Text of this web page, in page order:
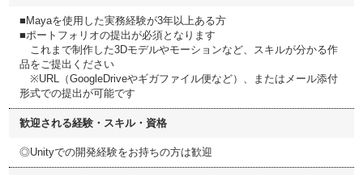
■Mayaを使用した実務経験が3年以上ある方
■ポートフォリオの提出が必須となります
これまで制作した3Dモデルやモーションなど、スキルが分かる作
品をご提出ください
※URL（GoogleDriveやギガファイル便など）、またはメール添付
形式での提出が可能です
歓迎される経験・スキル・資格
◎Unityでの開発経験をお持ちの方は歓迎